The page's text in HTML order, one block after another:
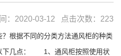
根据不同的分类方法通风柜的种类
下几点： 1、通风柜按照使用状
：2020-03-12 点击次数：223